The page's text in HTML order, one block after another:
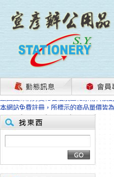
茲因國際情勢變化石油及塑化原物料波
本網站免費註冊，所標示的商品單價皆
HP、EPSON、CANON原廠耗材價格
本網站免費註冊，所標示的商品單價皆
匯款客戶請注意！因商品繁複來不及
本網站免費註冊，所標示的商品單價皆
茲因國際情勢變化石油及塑化原物料
本網站免費註冊，所標示的商品單價皆
HP、EPSON、CANON原廠耗材價格